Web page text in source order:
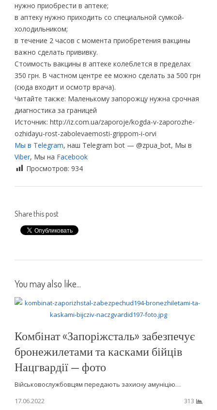
нужно приобрести в аптеке;
в аптеку нужно приходить со специальной сумкой-
холодильником;
в течение 2 часов с момента приобретения вакцины
важно сделать прививку.
Стоимость вакцины в аптеке колеблется в пределах
350 грн. В частном центре ее можно сделать за 500 грн
(сюда входит и осмотр врача).
Читайте также: Маленькому запорожцу нужна срочная
диагностика за границей
Источник: http://iz.com.ua/zaporoje/kogda-v-zaporozhe-
ozhidayu-rost-zabolevaemosti-grippom-i-orvi
Мы в Telegram, наш Telegram bot — @zpua_bot, Мы в
Viber, Мы на Facebook
Просмотров: 934
Share this post
You may also like...
Комбінат «Запоріжсталь» забезпечує
бронежилетами та касками бійців
Нацгвардії — фото
Військовослужбовцям передають захисну амуніцію…
17.06.2022
313